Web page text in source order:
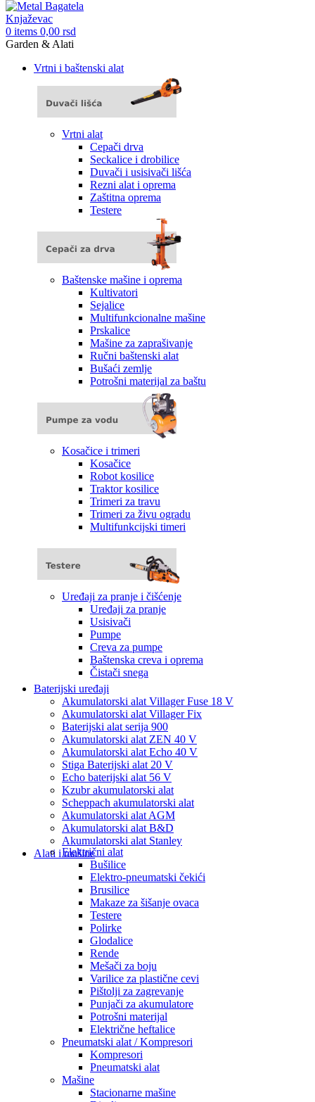
0 items 0,00 rsd
Garden & Alati
Vrtni i baštenski alat
Vrtni alat
Cepači drva
Seckalice i drobilice
Duvači i usisivači lišća
Rezni alat i oprema
Zaštitna oprema
Testere
Baštenske mašine i oprema
Kultivatori
Sejalice
Multifunkcionalne mašine
Prskalice
Mašine za zaprašivanje
Ručni baštenski alat
Bušaći zemlje
Potrošni materijal za baštu
Kosačice i trimeri
Kosačice
Robot kosilice
Traktor kosilice
Trimeri za travu
Trimeri za živu ogradu
Multifunkcijski timeri
Uređaji za pranje i čišćenje
Uređaji za pranje
Usisivači
Pumpe
Creva za pumpe
Baštenska creva i oprema
Čistači snega
Baterijski uređaji
Akumulatorski alat Villager Fuse 18 V
Akumulatorski alat Villager Fix
Baterijski alat serija 900
Akumulatorski alat ZEN 40 V
Akumulatorski alat Echo 40 V
Stiga Baterijski alat 20 V
Echo baterijski alat 56 V
Kzubr akumulatorski alat
Scheppach akumulatorski alat
Akumulatorski alat AGM
Akumulatorski alat B&D
Akumulatorski alat Stanley
Alati i mašine
Električni alat
Bušilice
Elektro-pneumatski čekići
Brusilice
Makaze za šišanje ovaca
Testere
Polirke
Glodalice
Rende
Mešači za boju
Varilice za plastične cevi
Pištolji za zagrevanje
Punjači za akumulatore
Potrošni materijal
Električne heftalice
Pneumatski alat / Kompresori
Kompresori
Pneumatski alat
Mašine
Stacionarne mašine